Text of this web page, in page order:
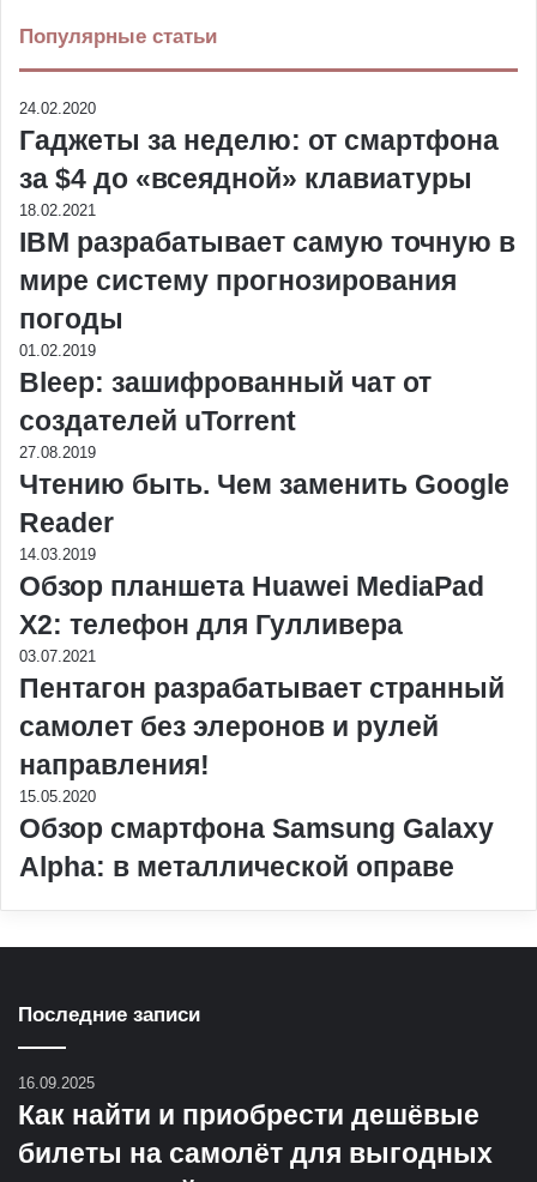
Популярные статьи
24.02.2020
Гаджеты за неделю: от смартфона
за $4 до «всеядной» клавиатуры
18.02.2021
IBM разрабатывает самую точную в
мире систему прогнозирования
погоды
01.02.2019
Bleep: зашифрованный чат от
создателей uTorrent
27.08.2019
Чтению быть. Чем заменить Google
Reader
14.03.2019
Обзор планшета Huawei MediaPad
X2: телефон для Гулливера
03.07.2021
Пентагон разрабатывает странный
самолет без элеронов и рулей
направления!
15.05.2020
Обзор смартфона Samsung Galaxy
Alpha: в металлической оправе
Последние записи
16.09.2025
Как найти и приобрести дешёвые
билеты на самолёт для выгодных